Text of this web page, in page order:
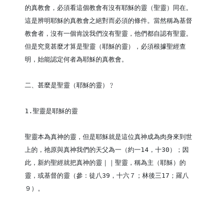
的真教會，必須看這個教會有沒有耶穌的靈（聖靈）同在。
這是辨明耶穌的真教會之絕對而必須的條件。當然稱為基督
教會者，沒有一個肯說我們沒有聖靈，他們都自認有聖靈。
但是究竟甚麼才算是聖靈（耶穌的靈），必須根據聖經查
明，始能認定何者為耶穌的真教會。
二、甚麼是聖靈（耶穌的靈）﹖
1.聖靈是耶穌的靈
聖靈本為真神的靈，但是耶穌就是這位真神成為肉身來到世
上的，祂原與真神我們的天父為一（約一14，十30）；因
此，新約聖經就把真神的靈｜｜聖靈，稱為主（耶穌）的
靈，或基督的靈（參：徒八39，十六７；林後三17；羅八
９）。